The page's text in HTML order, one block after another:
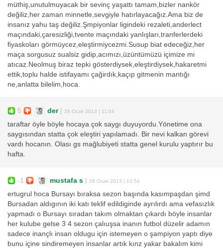
müthiş,unutulmuyacak bir sevinç yaşattı tamam,bizler nankör
değiliz,her zaman minnetle,sevgiyle hatırlayacağız.Ama biz de
insanız yahu taş değiliz.Şmpiyonlar ligindeki rezaleti,anderlect
maçındaki,çaresizliği,tvente maçındaki yanlışları,tranferlerdeki
fiyaskoları görmüycez,eleştirmiycezmi.Susup biat edeceğiz,her
maça sorgusuz sualsiz gidip,acımızı,üzüntümüzü içimize mi
atıcaz.Neolmuş biraz tepki gösterdiysek,eleştirdiysek,hakaretmi
ettik,toplu halde istifayamı çağirdık,kaçıp gitmenin mantığı
ne,anlatta bilelim,hoca.
5 der| 28 Ocak 2013 | 11:04
taraftar öyle böyle hocaya çok saygı duyuyordu.Yönetime ona
saygısından statta çok eleştiri yapılamadı. Bir nevi kalkan görevi
vardı hocanın. Olası gs mağlubiyeti statta genel kurulu yaptırır bu
hafta.
-1 mustafa s | 28 Ocak 2013 | 10:54
ertugrul hoca Bursayı bıraksa sezon başında kasımpaşdan şimd
Bursadan aldıgının iki katı teklif edildiginde ayrılırdı ama vefasızlık
yapmadı o Bursayı sıradan takım olmaktan çıkardı böyle insanlar
her kulube gelse 3 4 sezon çalıuşsa inanın futbol düzelir adamın
sadece inançlı insan oldugu için istemeyen o şampiyon yaptı diye
bunu içine sindiremeyen insanlar artık kınz yakar bakalım kimi